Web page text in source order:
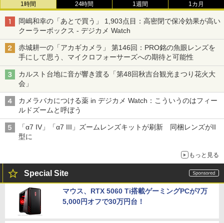
1時間 24時間 1週間 1カ月
岡嶋和幸の「あとで買う」 1,903点目：高密閉で保冷効果が高い
クーラーボックス - デジカメ Watch
赤城耕一の「アカギカメラ」 第146回：PRO銘の魚眼レンズを
手にして思う、マイクロフォーサーズへの期待と可能性
カルスト台地に音が響き渡る「第48回秋吉台観光まつり花火大
会」
カメラバカにつける薬 in デジカメ Watch：こういうのはフィー
ルドズームと呼ぼう
「α7 IV」「α7 III」ズームレンズキットが刷新 同梱レンズがII
型に
もっと見る
Special Site
マウス、RTX 5060 Ti搭載ゲーミングPCが7万
5,000円オフで30万円台！